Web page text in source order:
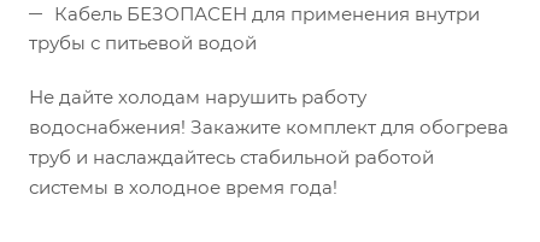
Кабель БЕЗОПАСЕН для применения внутри
трубы с питьевой водой
Не дайте холодам нарушить работу
водоснабжения! Закажите комплект для обогрева
труб и наслаждайтесь стабильной работой
системы в холодное время года!